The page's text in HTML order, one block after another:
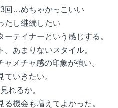
回…めちゃかっこいい
たし継続したい
テイナーという感じする。
あまりないスタイル。
メチャ感の印象が強い。
いきたい。
れるか。
機会も増えてよかった。